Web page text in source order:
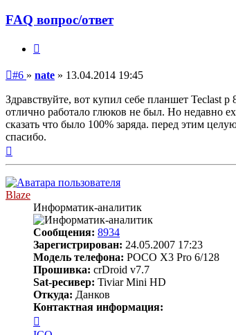
FAQ вопрос/ответ
Непрочитанное
#6 » nate » 13.04.2014 19:45
Здравствуйте, вот купил себе планшет Teclast
отлично работало глюков не был. Но недавно
сказать что было 100% заряда. перед этим
спасибо.
Blaze
Информатик-аналитик
Сообщения: 8934
Зарегистрирован: 24.05.2007 17:23
Модель телефона: POCO X3 Pro 6/128
Прошивка: crDroid v7.7
Sat-ресивер: Tiviar Mini HD
Откуда: Данков
Контактная информация:
информация